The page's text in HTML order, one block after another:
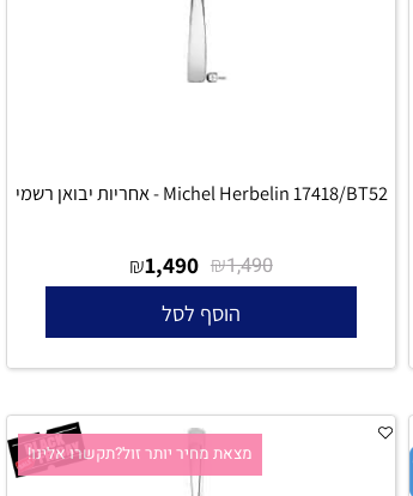
Michel Herbelin 17418/BT52 - אחריות יבואן רשמי
₪1,490
₪1,490
הוסף לסל